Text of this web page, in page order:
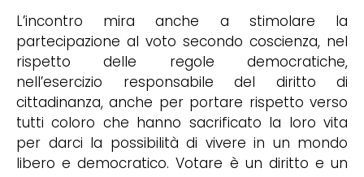
L’incontro mira anche a stimolare la
partecipazione al voto secondo coscienza, nel
rispetto delle regole democratiche,
nell’esercizio responsabile del diritto di
cittadinanza, anche per portare rispetto verso
tutti coloro che hanno sacrificato la loro vita
per darci la possibilità di vivere in un mondo
libero e democratico. Votare è un diritto e un